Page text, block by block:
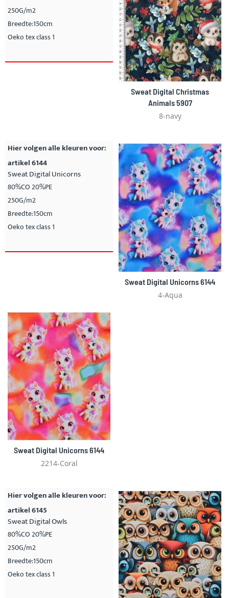
250G/m2
Breedte:150cm
Oeko tex class 1
Sweat Digital Christmas
Animals 5907
8-navy
Hier volgen alle kleuren voor:
artikel 6144
Sweat Digital Unicorns
80%CO 20%PE
250G/m2
Breedte:150cm
Oeko tex class 1
Sweat Digital Unicorns 6144
4-Aqua
Sweat Digital Unicorns 6144
2214-Coral
Hier volgen alle kleuren voor:
artikel 6145
Sweat Digital Owls
80%CO 20%PE
250G/m2
Breedte:150cm
Oeko tex class 1